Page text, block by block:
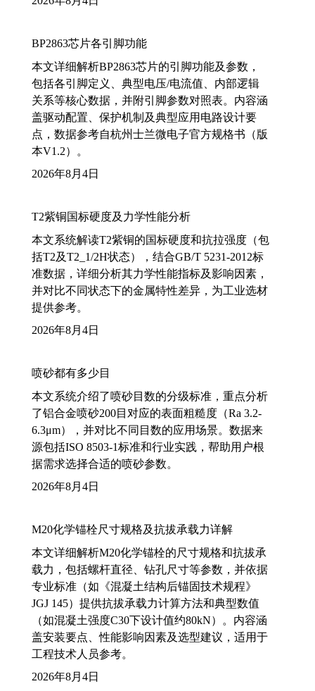
BP2863芯片各引脚功能
本文详细解析BP2863芯片的引脚功能及参数，
包括各引脚定义、典型电压/电流值、内部逻辑
关系等核心数据，并附引脚参数对照表。内容涵
盖驱动配置、保护机制及典型应用电路设计要
点，数据参考自杭州士兰微电子官方规格书（版
本V1.2）。
2026年8月4日
T2紫铜国标硬度及力学性能分析
本文系统解读T2紫铜的国标硬度和抗拉强度（包
括T2及T2_1/2H状态），结合GB/T 5231-2012标
准数据，详细分析其力学性能指标及影响因素，
并对比不同状态下的金属特性差异，为工业选材
提供参考。
2026年8月4日
喷砂都有多少目
本文系统介绍了喷砂目数的分级标准，重点分析
了铝合金喷砂200目对应的表面粗糙度（Ra 3.2-
6.3μm），并对比不同目数的应用场景。数据来
源包括ISO 8503-1标准和行业实践，帮助用户根
据需求选择合适的喷砂参数。
2026年8月4日
M20化学锚栓尺寸规格及抗拔承载力详解
本文详细解析M20化学锚栓的尺寸规格和抗拔承
载力，包括螺杆直径、钻孔尺寸等参数，并依据
专业标准（如《混凝土结构后锚固技术规程》
JGJ 145）提供抗拔承载力计算方法和典型数值
（如混凝土强度C30下设计值约80kN）。内容涵
盖安装要点、性能影响因素及选型建议，适用于
工程技术人员参考。
2026年8月4日